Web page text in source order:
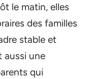
le matin, elles
des familles
stable et
aussi une
qui